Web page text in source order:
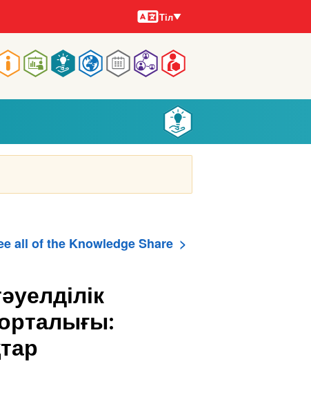
Тілдер
Тіл
all of the Knowledge Share